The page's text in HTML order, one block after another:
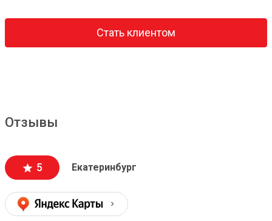
Стать клиентом
Отзывы
5 Екатеринбург